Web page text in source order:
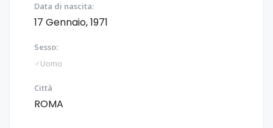
Data di nascita:
17 Gennaio, 1971
Sesso:
♂️Uomo
Città
ROMA